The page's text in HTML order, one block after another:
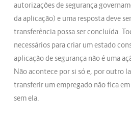
autorizações de segurança
da aplicação) e uma resposta deve
transferência possa ser concluída.
necessários para criar um estado
aplicação de segurança não é uma
Não acontece por si só e, por outro
transferir um empregado não fica
sem ela.